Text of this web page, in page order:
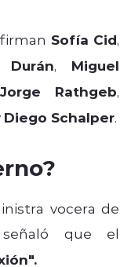
Sofía Cid,
Durán, Miguel
Jorge Rathgeb,
Diego Schalper.
vocera de
que el